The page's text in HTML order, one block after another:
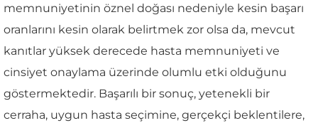
memnuniyetinin öznel doğası nedeniyle kesin başarı
oranlarını kesin olarak belirtmek zor olsa da, mevcut
kanıtlar yüksek derecede hasta memnuniyeti ve
cinsiyet onaylama üzerinde olumlu etki olduğunu
göstermektedir. Başarılı bir sonuç, yetenekli bir
cerraha, uygun hasta seçimine, gerçekçi beklentilere,